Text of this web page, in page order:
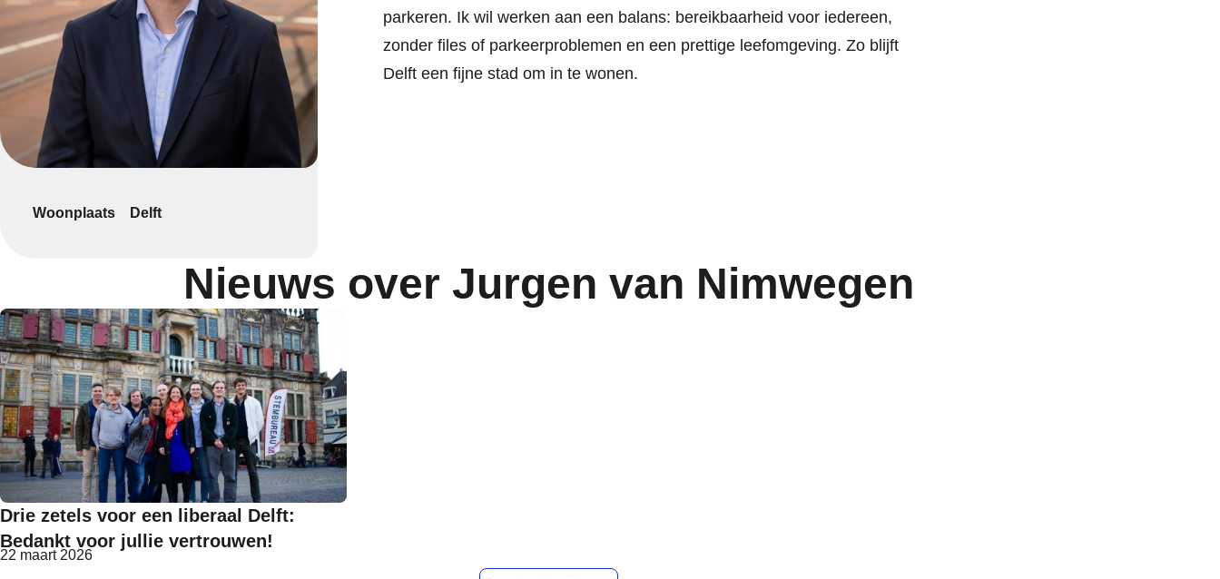
Woonplaats Delft
parkeren. Ik wil werken aan een balans: bereikbaarheid voor iedereen,
zonder files of parkeerproblemen en een prettige leefomgeving. Zo blijft
Delft een fijne stad om in te wonen.
Nieuws over Jurgen van Nimwegen
Drie zetels voor een liberaal Delft:
Bedankt voor jullie vertrouwen!
22 maart 2026